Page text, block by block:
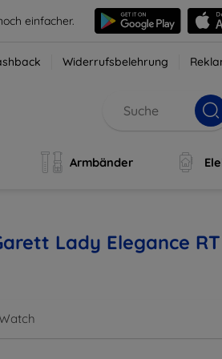
einfacher.
Widerrufsbelehrung
Armbänder
Lady Elegance